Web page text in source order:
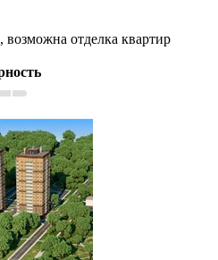
отделка квартир